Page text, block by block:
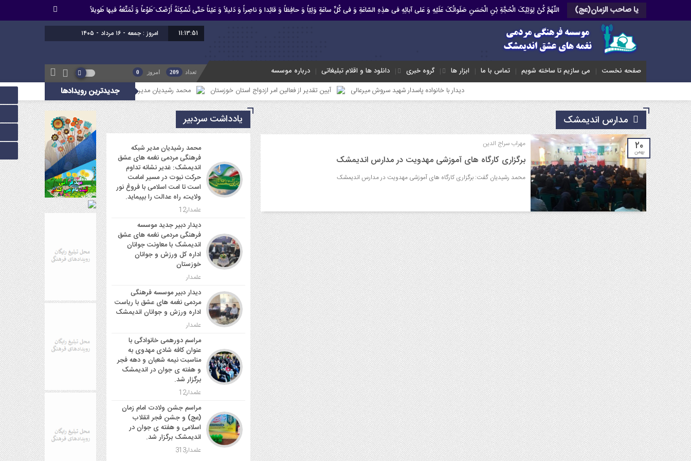
یا صاحب الزمان(عج) اللّهُمَّ کُنْ لِوَلِیِّکَ الْحُجَّةِ بْنِ الْحَسَنِ صَلَواتُکَ عَلَیْهِ وَ عَلى آبائِهِ فی هذِهِ السّاعَةِ وَ فی کُلِّ ساعَةٍ وَلِیّاً وَ حافِظاً وَ قائِدا ‏وَ ناصِراً وَ دَلیلاً وَ عَیْناً حَتّى تُسْکِنَهُ أَرْضَک َطَوْعاً وَ تُمَتِّعَهُ فیها طَویلاً
11:13:52 امروز : جمعه - ۱۶ مرداد - ۱۴۰۵
صفحه نخست می سازیم تا ساخته شویم تماس با ما ابزار ها گروه خبری دانلود ها و اقلام تبلیغاتی درباره موسسه تعداد 209 امروز 0
جدیدترین رویدادها دیدار با خانواده پاسدار شهید سروش میرعالی آیین تقدیر از فعالین امر ازدواج استان خوزستان محمد رشیدیان مدیر شبکه فرهنگی مردمی نغمه های عشق اندیمشک: غدیر نشانه
مدارس اندیمشک
۲۰
بهمن
مهراب سراج الدین
برگزاری کارگاه های آموزشی مهدویت در مدارس اندیمشک
محمد رشیدیان گفت: برگزاری کارگاه های آموزشی مهدویت در مدارس اندیمشک
یادداشت سردبیر
محمد رشیدیان مدیر شبکه
فرهنگی مردمی نغمه های عشق
اندیمشک: غدیر نشانه تداوم
حرکت نبوت در مسیر امامت
است تا امت اسلامی با فروغ نور
ولایت، راه عدالت را بپیماید.
علمدار12
دیدار دبیر جدید موسسه
فرهنگی مردمی نغمه های عشق
اندیمشک با معاونت جوانان
اداره کل ورزش و جوانان
خوزستان
علمدار
دیدار دبیر موسسه فرهنگی
مردمی نغمه های عشق با ریاست
اداره ورزش و جوانان اندیمشک
علمدار
مراسم دورهمی خانوادگی با
عنوان کافه شادی مهدوی به
مناسبت نیمه شعبان و دهه فجر
و هفته ی جوان در اندیمشک
برگزار شد.
علمدار12
مراسم جشن ولادت امام زمان
(عج) و جشن فجر انقلاب
اسلامی و هفته ی جوان در
اندیمشک برگزار شد.
علمدار313